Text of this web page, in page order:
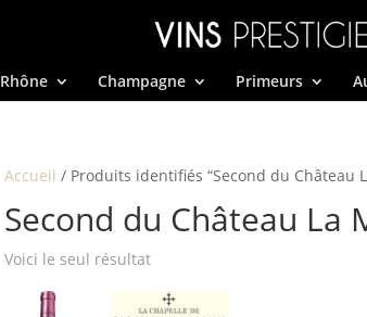
Rhône Champagne Primeurs
Accueil / Produits identifiés “Second du Château
Second du Château La
Voici le seul résultat